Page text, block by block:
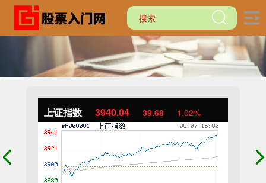
上证指数 3940.04 39.68 1.02%